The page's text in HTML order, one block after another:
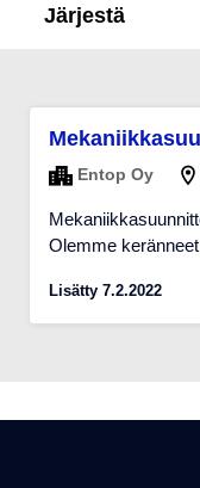
Järjestä
Entop Oy
Olemme
Lisätty 7.2.2022